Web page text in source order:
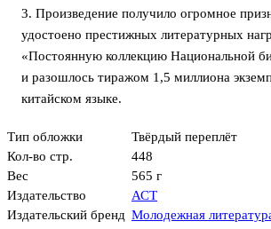
3. Произведение получило огромное
удостоено престижных литературных
«Постоянную коллекцию Национальной
и разошлось тиражом 1,5 миллиона
китайском языке.
Тип обложки
Твёрдый переплёт
Кол-во стр.
448
Вес
565 г
Издательство
АСТ
Издательский бренд Молодежная